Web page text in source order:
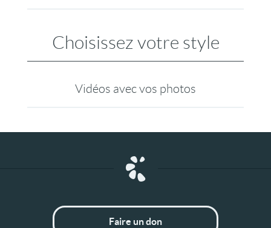
Choisissez votre style
Vidéos avec vos photos
Faire un don